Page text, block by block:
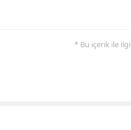
* Bu içerik ile